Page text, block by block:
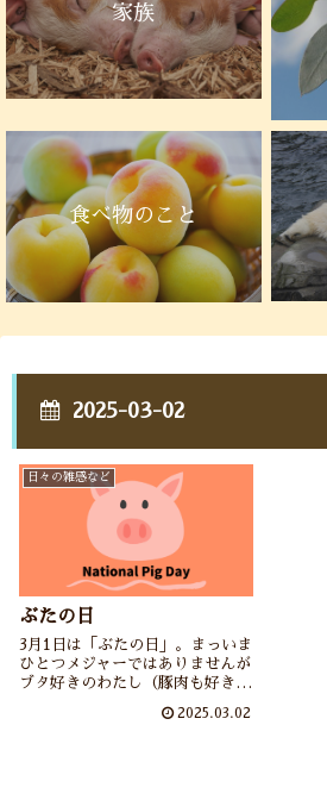
家族
食べ物のこと
2025-03-02
日々の雑感など
ぶたの日
3月1日は「ぶたの日」。まっいま
ひとつメジャーではありませんが
ブタ好きのわたし（豚肉も好き）
2025.03.02